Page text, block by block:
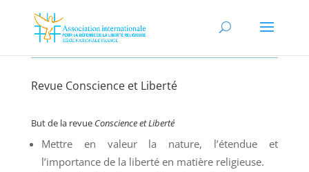
Revue Conscience et Liberté
But de la revue Conscience et Liberté
Mettre en valeur la nature, l’étendue et
l’importance de la liberté en matière religieuse.